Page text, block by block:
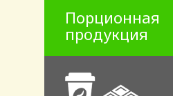
Порционная
продукция